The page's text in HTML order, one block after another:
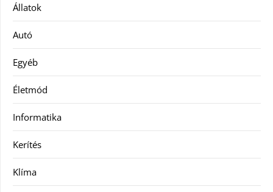
Állatok
Autó
Egyéb
Életmód
Informatika
Kerítés
Klíma